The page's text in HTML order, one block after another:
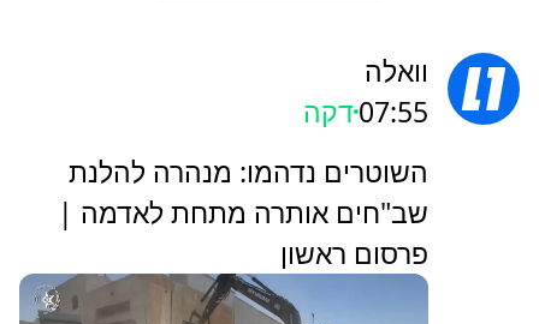
וואלה
07:55דקה
השוטרים נדהמו: מנהרה להלנת
שב"חים אותרה מתחת לאדמה |
פרסום ראשון